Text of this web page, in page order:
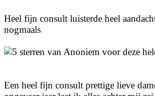
Heel fijn consult luisterde heel
nogmaals
Een heel fijn consult prettige lieve